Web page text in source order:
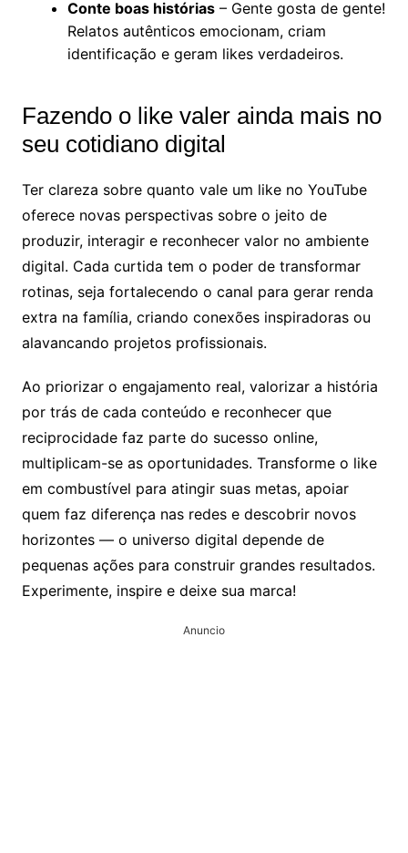
Conte boas histórias– Gente gosta de gente!
Relatos autênticos emocionam, criam
identificação e geram likes verdadeiros.
Fazendo o like valer ainda mais no
seu cotidiano digital
Ter clareza sobre quanto vale um like no YouTube
oferece novas perspectivas sobre o jeito de
produzir, interagir e reconhecer valor no ambiente
digital. Cada curtida tem o poder de transformar
rotinas, seja fortalecendo o canal para gerar renda
extra na família, criando conexões inspiradoras ou
alavancando projetos profissionais.
Ao priorizar o engajamento real, valorizar a história
por trás de cada conteúdo e reconhecer que
reciprocidade faz parte do sucesso online,
multiplicam-se as oportunidades. Transforme o like
em combustível para atingir suas metas, apoiar
quem faz diferença nas redes e descobrir novos
horizontes — o universo digital depende de
pequenas ações para construir grandes resultados.
Experimente, inspire e deixe sua marca!
Anuncio